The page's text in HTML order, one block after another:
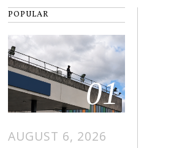
POPULAR
01
AUGUST 6, 2026